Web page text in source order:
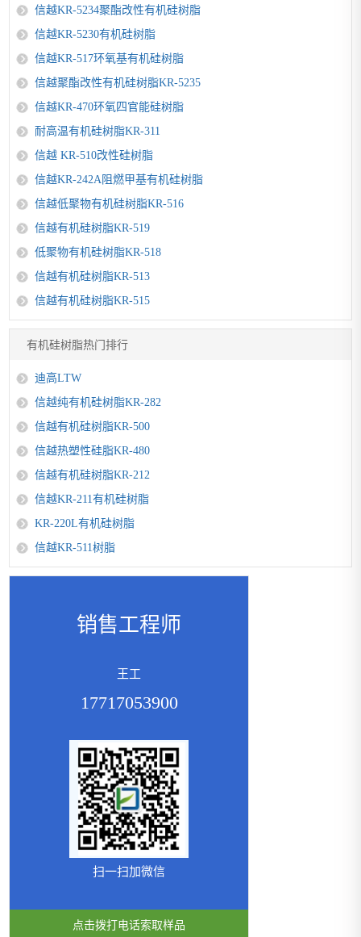
信越KR-5234聚酯改性有机硅树脂
信越KR-5230有机硅树脂
信越KR-517环氧基有机硅树脂
信越聚酯改性有机硅树脂KR-5235
信越KR-470环氧四官能硅树脂
耐高温有机硅树脂KR-311
信越 KR-510改性硅树脂
信越KR-242A阻燃甲基有机硅树脂
信越低聚物有机硅树脂KR-516
信越有机硅树脂KR-519
低聚物有机硅树脂KR-518
信越有机硅树脂KR-513
信越有机硅树脂KR-515
有机硅树脂热门排行
迪高LTW
信越纯有机硅树脂KR-282
信越有机硅树脂KR-500
信越热塑性硅脂KR-480
信越有机硅树脂KR-212
信越KR-211有机硅树脂
KR-220L有机硅树脂
信越KR-511树脂
销售工程师
王工
17717053900
扫一扫加微信
点击拨打电话索取样品